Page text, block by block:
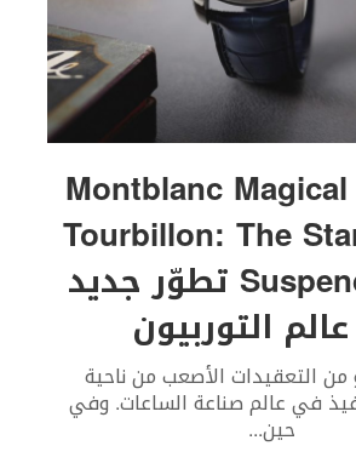
Montblanc
Tourbillon: The
Suspended Exo تطوّر جديد
التوربيون
من التعقيدات الأصعب من ناحية
في عالم صناعة الساعات. وفي
حين...